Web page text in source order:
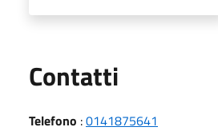
Contatti
Telefono :0141875641